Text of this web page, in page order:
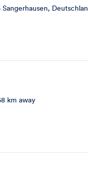
km away